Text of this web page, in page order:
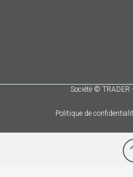
Société © TRADER
Politique de